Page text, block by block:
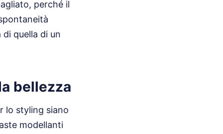
perché il
quella di un
bellezza
lo styling siano
modellanti